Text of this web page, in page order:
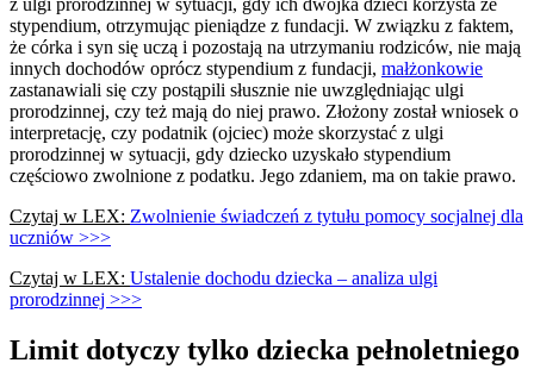
stypendium, otrzymując pieniądze z fundacji. W związku z faktem,
że córka i syn się uczą i pozostają na utrzymaniu rodziców, nie mają
innych dochodów oprócz stypendium z fundacji, małżonkowie
zastanawiali się czy postąpili słusznie nie uwzględniając ulgi
prorodzinnej, czy też mają do niej prawo. Złożony został wniosek o
interpretację, czy podatnik (ojciec) może skorzystać z ulgi
prorodzinnej w sytuacji, gdy dziecko uzyskało stypendium
częściowo zwolnione z podatku. Jego zdaniem, ma on takie prawo.
Czytaj w LEX: Zwolnienie świadczeń z tytułu pomocy socjalnej dla
uczniów >>>
Czytaj w LEX: Ustalenie dochodu dziecka – analiza ulgi
prorodzinnej >>>
Limit dotyczy tylko dziecka pełnoletniego